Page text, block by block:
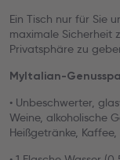
Ein Tisch nur für Sie
maximale Sicherheit
Privatsphäre zu
MyItalian-
• Unbeschwerter,
Weine, alkoholische
Heißgetränke,